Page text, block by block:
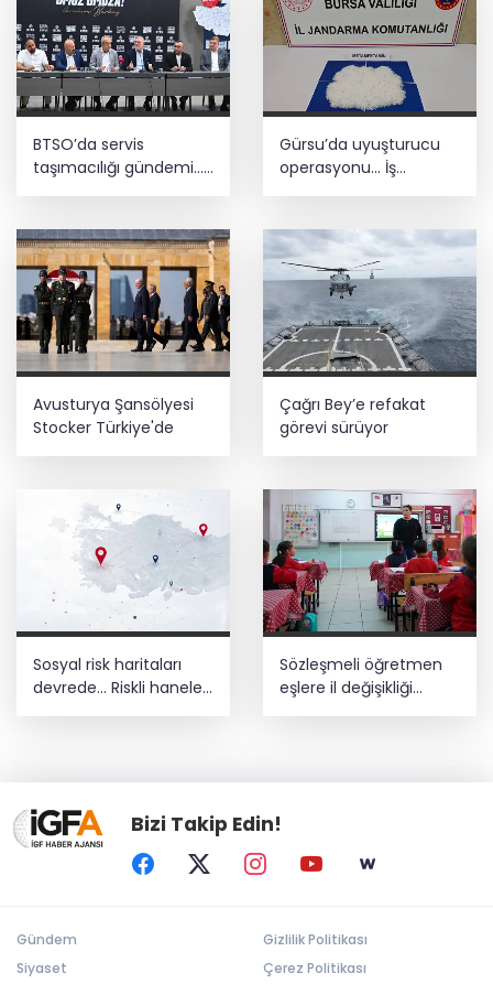
BTSO’da servis
taşımacılığı gündemi...
Gürsu’da uyuşturucu
operasyonu... İş
Avusturya Şansölyesi
Stocker Türkiye'de
Çağrı Bey’e refakat
görevi sürüyor
Sosyal risk haritaları
devrede... Riskli haneler
sorun büyümeden
Sözleşmeli öğretmen
eşlere il değişikliği
müjdesi... Başvurular 12
Bizi Takip Edin!
Gündem
Siyaset
Gizlilik Politikası
Çerez Politikası